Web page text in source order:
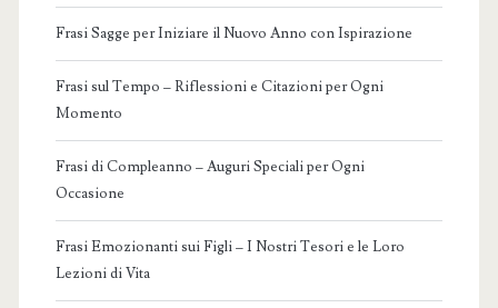
Frasi Sagge per Iniziare il Nuovo Anno con Ispirazione
Frasi sul Tempo – Riflessioni e Citazioni per Ogni
Momento
Frasi di Compleanno – Auguri Speciali per Ogni
Occasione
Frasi Emozionanti sui Figli – I Nostri Tesori e le Loro
Lezioni di Vita